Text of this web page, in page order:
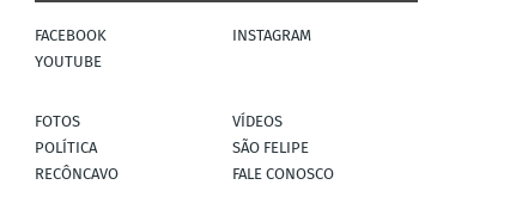
FACEBOOK
INSTAGRAM
YOUTUBE
FOTOS
VÍDEOS
POLÍTICA
SÃO FELIPE
RECÔNCAVO
FALE CONOSCO